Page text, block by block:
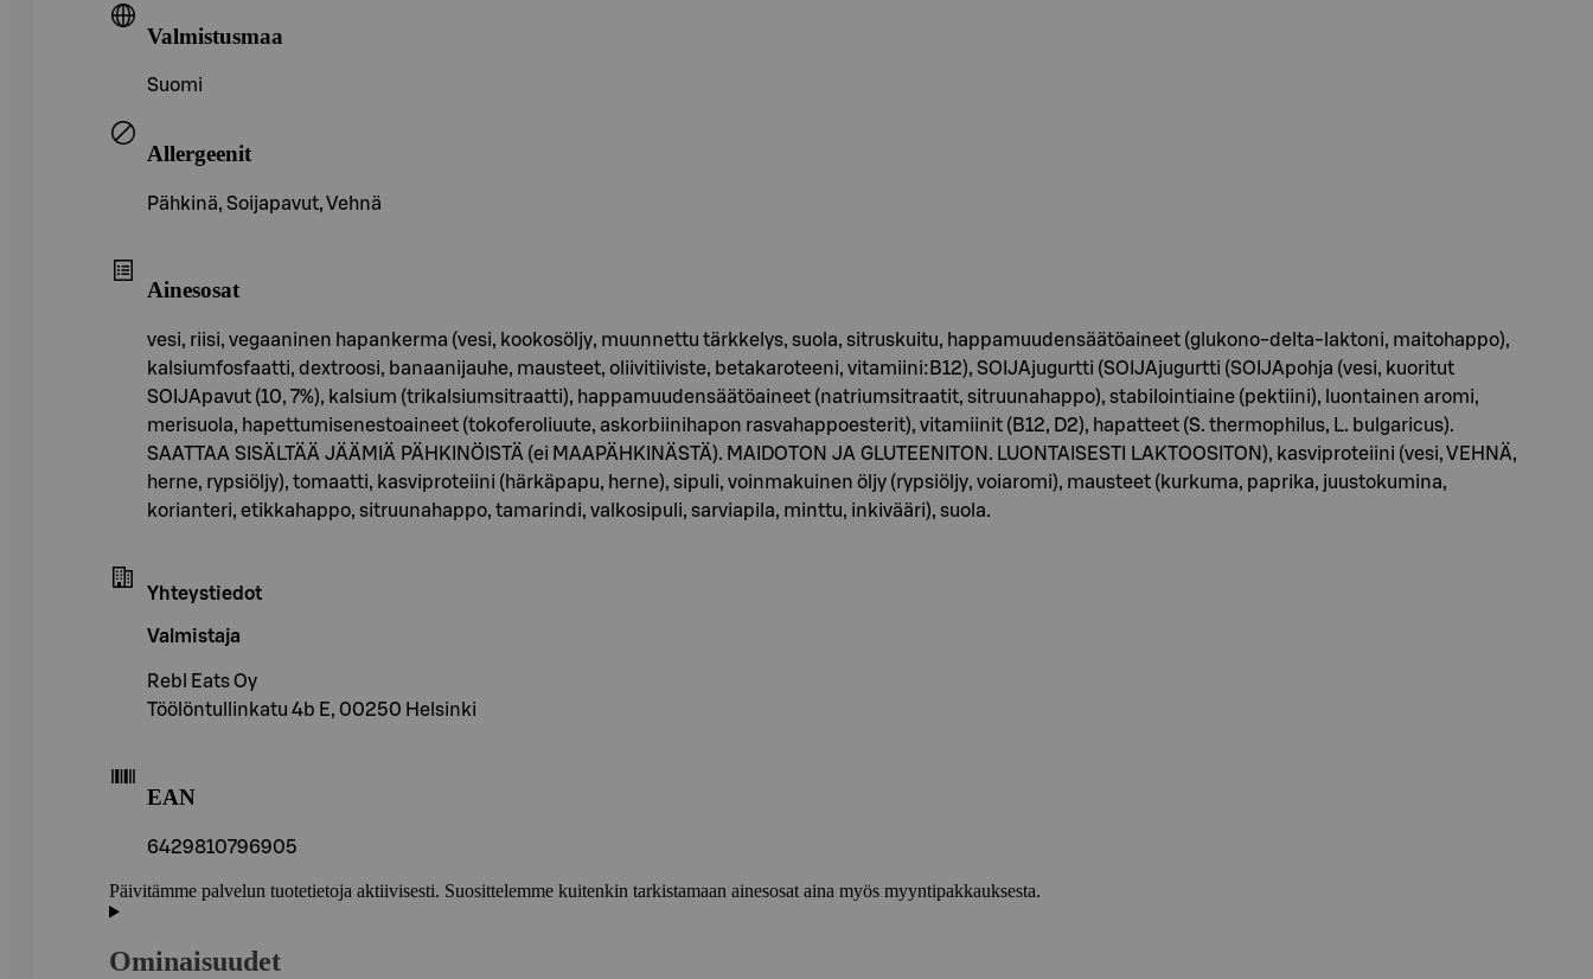
Valmistusmaa
Suomi
Allergeenit
Pähkinä, Soijapavut, Vehnä
Ainesosat
vesi, riisi, vegaaninen hapankerma (vesi, kookosöljy, muunnettu tärkkelys, suola, sitruskuitu, happamuudensäätöaineet (glukono-delta-laktoni, maitohappo),
kalsiumfosfaatti, dextroosi, banaanijauhe, mausteet, oliivitiiviste, betakaroteeni, vitamiini:B12), SOIJAjugurtti (SOIJAjugurtti (SOIJApohja (vesi, kuoritut
SOIJApavut (10, 7%), kalsium (trikalsiumsitraatti), happamuudensäätöaineet (natriumsitraatit, sitruunahappo), stabilointiaine (pektiini), luontainen aromi,
merisuola, hapettumisenestoaineet (tokoferoliuute, askorbiinihapon rasvahappoesterit), vitamiinit (B12, D2), hapatteet (S. thermophilus, L. bulgaricus).
SAATTAA SISÄLTÄÄ JÄÄMIÄ PÄHKINÖISTÄ (ei MAAPÄHKINÄSTÄ). MAIDOTON JA GLUTEENITON. LUONTAISESTI LAKTOOSITON), kasviproteiini (vesi, VEHNÄ,
herne, rypsiöljy), tomaatti, kasviproteiini (härkäpapu, herne), sipuli, voinmakuinen öljy (rypsiöljy, voiaromi), mausteet (kurkuma, paprika, juustokumina,
korianteri, etikkahappo, sitruunahappo, tamarindi, valkosipuli, sarviapila, minttu, inkivääri), suola.
Yhteystiedot
Valmistaja
Rebl Eats Oy
Töölöntullinkatu 4b E, 00250 Helsinki
EAN
6429810796905
Päivitämme palvelun tuotetietoja aktiivisesti. Suosittelemme kuitenkin tarkistamaan ainesosat aina myös myyntipakkauksesta.
Ominaisuudet